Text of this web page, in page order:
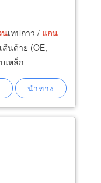
นเทปกาว / แกน
เส้นด้าย (OE,
เหล็ก